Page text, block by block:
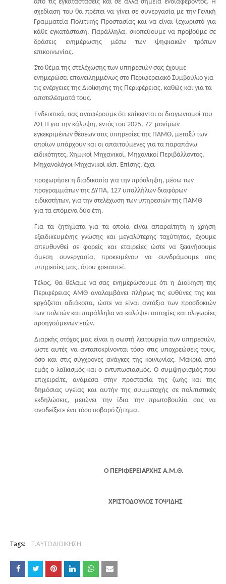
από τις εγκαταστάσεις και σε άλλα σημεία ενδιαφέροντος. Η
σχεδίαση του θα πρέπει να γίνει σε συνεργασία με την Γενική
Γραμματεία Πολιτικής Προστασίας και να είναι ξεχωριστό για
κάθε εγκατάσταση. Παράλληλα, σκοπεύουμε να προβούμε σε
δράσεις ενημέρωσης μέσω των ψηφιακών τρόπων
επικοινωνίας.
Στο θέμα της στελέχωσης των υπηρεσιών σας έχουμε
ενημερώσει επανειλημμένως στο Περιφερειακό Συμβούλιο για
τις ενέργειες της Διοίκησης της Περιφέρειας, καθώς και για τα
αποτελέσματά τους.
Ενδεικτικά, σας αναφέρουμε ότι επίκεινται οι διαγωνισμοί του
ΑΣΕΠ για την κάλυψη, εντός του 2025, 72 μονίμων
εγκεκριμένων θέσεων στις υπηρεσίες της ΠΑΜΘ, μεταξύ των
οποίων υπάρχουν και οι απαιτούμενες για τα παραπάνω
ειδικότητες, Χημικοί Μηχανικοί, Μηχανικοί Περιβάλλοντος,
Μηχανολόγοι Μηχανικοί κλπ. Επίσης, έχει
προχωρήσει η διαδικασία για την πρόσληψη, μέσω των
προγραμμάτων της ΔΥΠΑ, 127 υπαλλήλων διαφόρων
ειδικοτήτων, για την στελέχωση των υπηρεσιών της ΠΑΜΘ
για τα επόμενα δύο έτη.
Για τα ζητήματα για τα οποία είναι απαραίτητη η χρήση
εξειδικευμένης γνώσης και μεγαλύτερης ταχύτητας, έχουμε
απευθυνθεί σε φορείς και εταιρείες ώστε να ξεκινήσουμε
άμεση συνεργασία, προκειμένου να συνδράμουμε στις
υπηρεσίες μας, όπου χρειαστεί.
Τέλος, θα θέλαμε να σας ενημερώσουμε ότι η Διοίκηση της
Περιφέρειας ΑΜΘ αναλαμβάνει πλήρως τις ευθύνες της και
εργάζεται αδιάκοπα, ώστε να είναι αντάξια των προσδοκιών
των πολιτών και παράλληλα να καλύψει αστοχίες και ολιγωρίες
προηγούμενων ετών.
Διαρκής στόχος μας είναι η σωστή λειτουργία των υπηρεσιών,
ώστε αυτές να ανταποκρίνονται τόσο στις υποχρεώσεις τους,
όσο και στις σύγχρονες ανάγκες της κοινωνίας. Μακριά από
εμάς ο λαϊκισμός και ο εντυπωσιασμός. Ο συμψηφισμός που
επιχειρείτε, ανάμεσα στην προστασία της ζωής και της
δημόσιας υγείας και αυτήν της συμμετοχής σε πολιτιστικές
εκδηλώσεις, μειώνει την ίδια την πρωτοβουλία σας να
αναδείξετε ένα τόσο σοβαρό ζήτημα.
Ο ΠΕΡΙΦΕΡΕΙΑΡΧΗΣ Α.Μ.Θ.
ΧΡΙΣΤΟΔΟΥΛΟΣ ΤΟΨΙΔΗΣ
Tags: Τ.ΑΥΤΟΔΙΟΙΚΗΣΗ